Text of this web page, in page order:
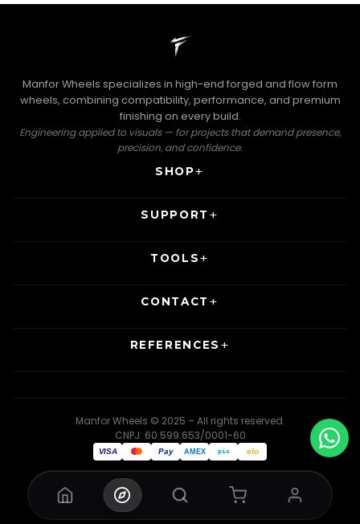
Manfor Wheels specializes in high-end forged and flow form
wheels, combining compatibility, performance, and premium
finishing on every build.
Engineering applied to visuals — for projects that demand presence,
precision, and confidence.
SHOP
SUPPORT
TOOLS
CONTACT
REFERENCES
Manfor Wheels © 2025 – All rights reserved.
CNPJ: 60.599.653/0001-60
VISA Pay AMEX pix elo